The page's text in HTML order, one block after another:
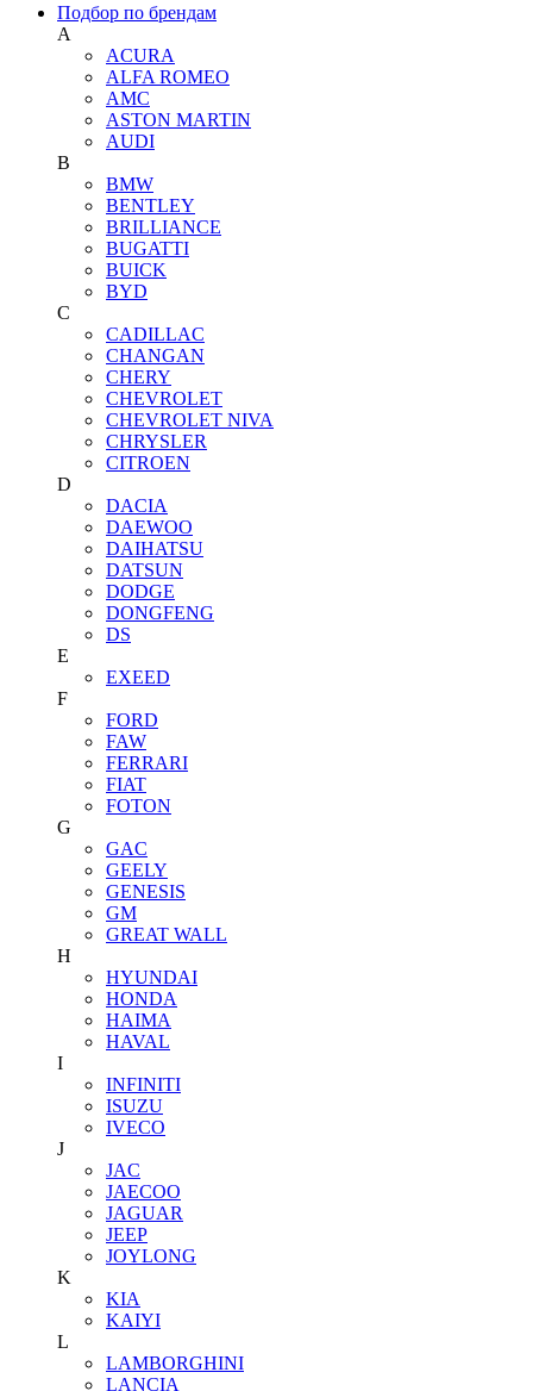
Подбор по брендам
A
ACURA
ALFA ROMEO
AMC
ASTON MARTIN
AUDI
B
BMW
BENTLEY
BRILLIANCE
BUGATTI
BUICK
BYD
C
CADILLAC
CHANGAN
CHERY
CHEVROLET
CHEVROLET NIVA
CHRYSLER
CITROEN
D
DACIA
DAEWOO
DAIHATSU
DATSUN
DODGE
DONGFENG
DS
E
EXEED
F
FORD
FAW
FERRARI
FIAT
FOTON
G
GAC
GEELY
GENESIS
GM
GREAT WALL
H
HYUNDAI
HONDA
HAIMA
HAVAL
I
INFINITI
ISUZU
IVECO
J
JAC
JAECOO
JAGUAR
JEEP
JOYLONG
K
KIA
KAIYI
L
LAMBORGHINI
LANCIA